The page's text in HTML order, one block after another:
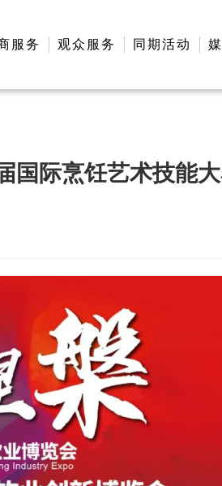
服务 观众服务 同期活动
国际烹饪艺术技能